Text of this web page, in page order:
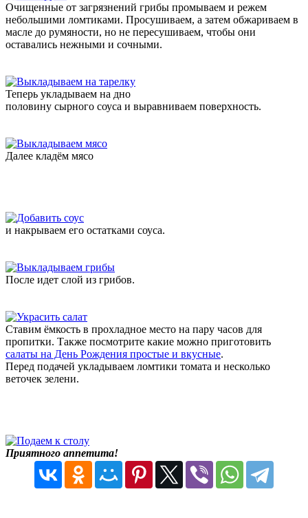
Очищенные от загрязнений грибы промываем и режем
небольшими ломтиками. Просушиваем, а затем обжариваем в
масле до румяности, но не пересушиваем, чтобы они
оставались нежными и сочными.
Теперь укладываем на дно
половину сырного соуса и выравниваем поверхность.
Далее кладём мясо
и накрываем его остатками соуса.
После идет слой из грибов.
Ставим ёмкость в прохладное место на пару часов для
пропитки. Также посмотрите какие можно приготовить
салаты на День Рождения простые и вкусные.
Перед подачей укладываем ломтики томата и несколько
веточек зелени.
Приятного аппетита!